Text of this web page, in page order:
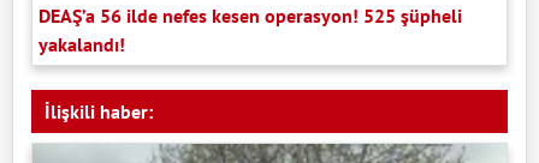
DEAŞ’a 56 ilde nefes kesen operasyon! 525 şüpheli
yakalandı!
İlişkili haber: